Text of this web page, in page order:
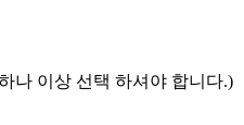
나 이상 선택 하셔야 합니다.)